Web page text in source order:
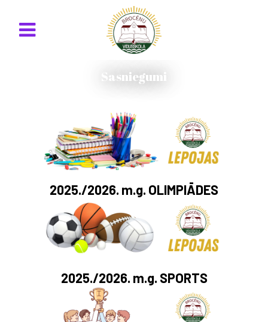
Sasniegumi
2025./2026. m.g. OLIMPIĀDES
2025./2026. m.g. SPORTS